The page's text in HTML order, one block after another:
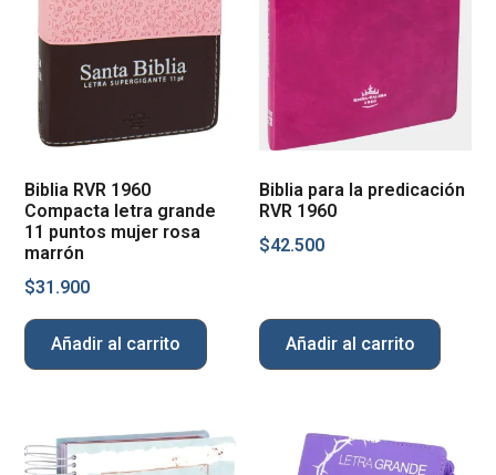
Biblia RVR 1960
Compacta letra grande
11 puntos mujer rosa
marrón
$31.900
Añadir al carrito
Biblia para la predicación
RVR 1960
$42.500
Añadir al carrito